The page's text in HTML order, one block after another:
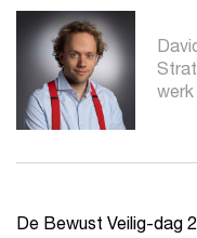
werk
De Bewust Veilig-dag